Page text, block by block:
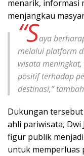
menarik, informasi
menjangkau
“Saya
melalui platform
wisata
positif terhadap
destinasi,”
Dukungan
ahli pariwisata,
figur publik
untuk memperluas